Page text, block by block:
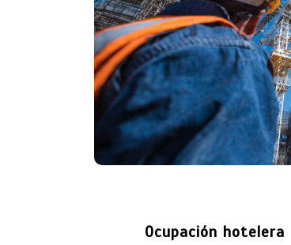
Ocupación
En Animales Principal
Rescatan a un
bebé en
solo,